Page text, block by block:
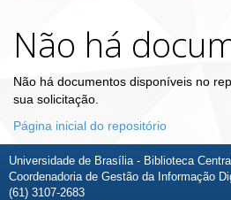
Não há
Não há documentos disponíveis no
sua solicitação.
Página inicial do repositório
Universidade de Brasília - Biblioteca
Coordenadoria de Gestão da Informação
(61) 3107-2683